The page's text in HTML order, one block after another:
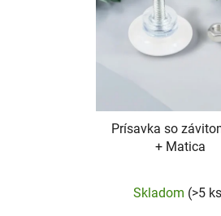
Prísavka so
+ Matica
Skladom (>5